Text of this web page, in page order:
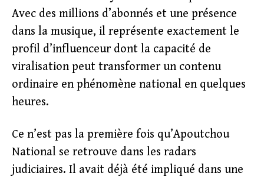
Avec des millions d’abonnés et une présence
dans la musique, il représente exactement le
profil d’influenceur dont la capacité de
viralisation peut transformer un contenu
ordinaire en phénomène national en quelques
heures.
Ce n’est pas la première fois qu’Apoutchou
National se retrouve dans les radars
judiciaires. Il avait déjà été impliqué dans une